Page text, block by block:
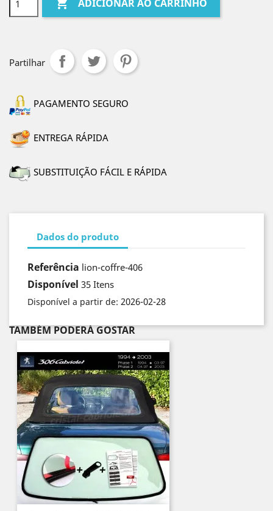
 ADICIONAR AO CARRINHO
Partilhar
PAGAMENTO SEGURO
ENTREGA RÁPIDA
SUBSTITUIÇÃO FÁCIL E RÁPIDA
Dados do produto
Referência lion-coffre-406
Disponível 35 Itens
Disponível a partir de: 2026-02-28
TAMBÉM PODERÁ GOSTAR